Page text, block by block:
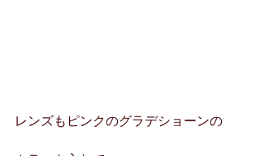
レンズもピンクのグラデショーンの